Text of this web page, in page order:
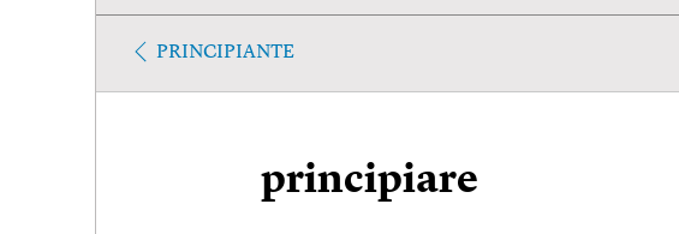
PRINCIPIANTE
principiare